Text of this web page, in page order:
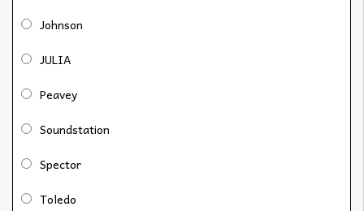
Johnson
JULIA
Peavey
Soundstation
Spector
Toledo